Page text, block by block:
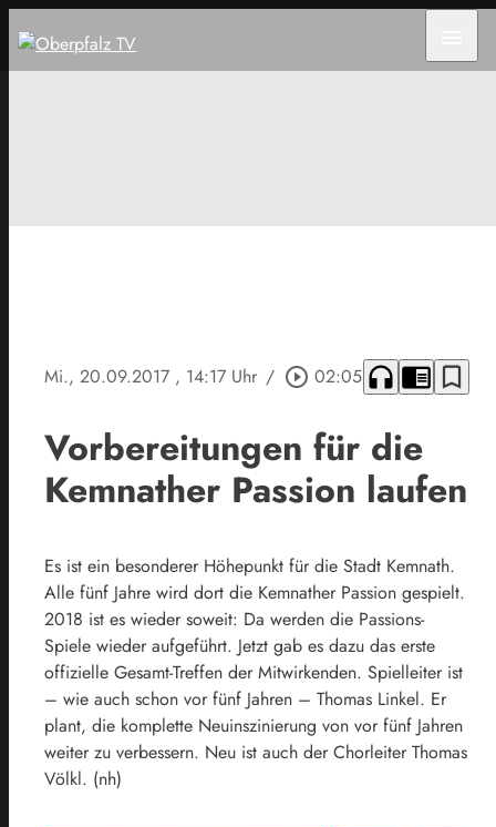
Mi., 20.09.2017 , 14:17 Uhr / play_circle_outline 02:05 headphones chrome_reader_mode bookmark_border
Vorbereitungen für die
Kemnather Passion laufen
Es ist ein besonderer Höhepunkt für die Stadt Kemnath.
Alle fünf Jahre wird dort die Kemnather Passion gespielt.
2018 ist es wieder soweit: Da werden die Passions-
Spiele wieder aufgeführt. Jetzt gab es dazu das erste
offizielle Gesamt-Treffen der Mitwirkenden. Spielleiter ist
– wie auch schon vor fünf Jahren – Thomas Linkel. Er
plant, die komplette Neuinszinierung von vor fünf Jahren
weiter zu verbessern. Neu ist auch der Chorleiter Thomas
Völkl. (nh)